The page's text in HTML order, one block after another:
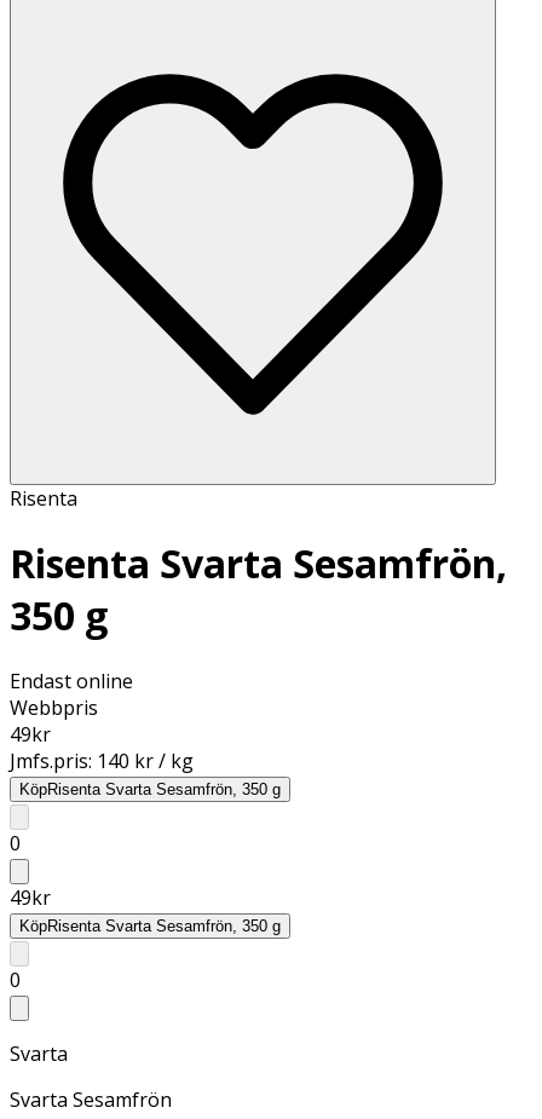
Risenta
Risenta Svarta Sesamfrön,
350 g
Endast online
Webbpris
49kr
Jmfs.pris: 140 kr / kg
KöpRisenta Svarta Sesamfrön, 350 g
0
49kr
KöpRisenta Svarta Sesamfrön, 350 g
0
Svarta
Svarta Sesamfrön